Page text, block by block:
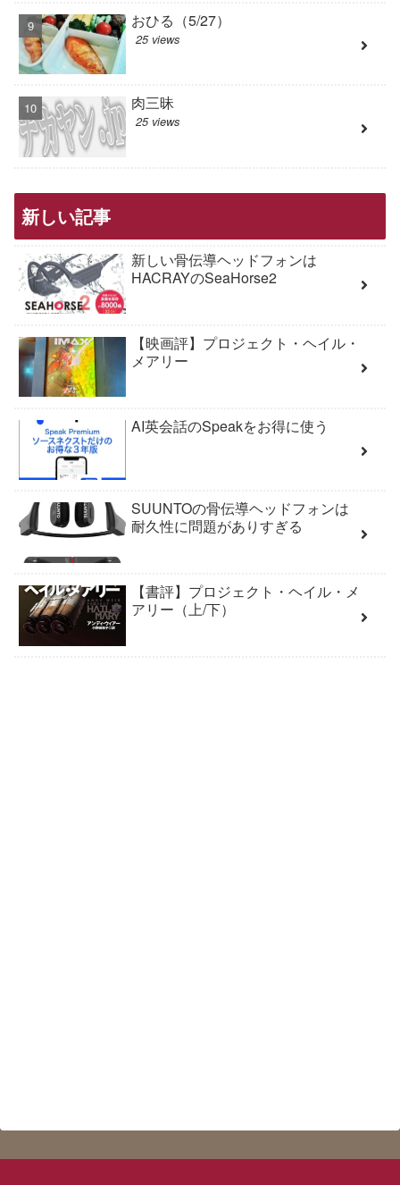
おひる（5/27）
25 views
肉三昧
25 views
新しい記事
新しい骨伝導ヘッドフォンは
HACRAYのSeaHorse2
【映画評】プロジェクト・ヘイル・
メアリー
AI英会話のSpeakをお得に使う
SUUNTOの骨伝導ヘッドフォンは
耐久性に問題がありすぎる
【書評】プロジェクト・ヘイル・メ
アリー（上/下）